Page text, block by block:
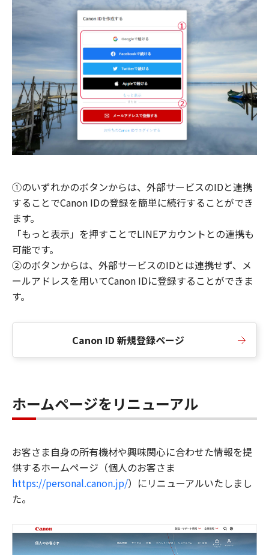
①のいずれかのボタンからは、外部サービスのIDと連携
することでCanon IDの登録を簡単に続行することができ
ます。
「もっと表示」を押すことでLINEアカウントとの連携も
可能です。
②のボタンからは、外部サービスのIDとは連携せず、メ
ールアドレスを用いてCanon IDに登録することができま
す。
Canon ID 新規登録ページ
ホームページをリニューアル
お客さま自身の所有機材や興味関心に合わせた情報を提
供するホームページ（個人のお客さま
https://personal.canon.jp/）にリニューアルいたしまし
た。